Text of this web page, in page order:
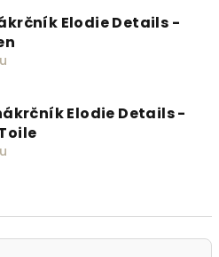
Elodie Details -
Elodie Details -